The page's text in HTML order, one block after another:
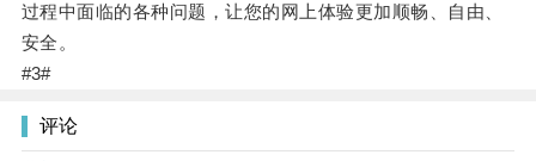
过程中面临的各种问题，让您的网上体验更加顺畅、自由、
安全。
#3#
评论